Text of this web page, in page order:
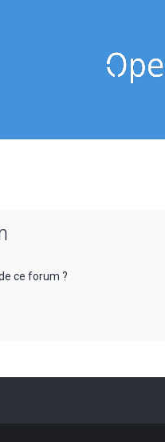
ce forum ?